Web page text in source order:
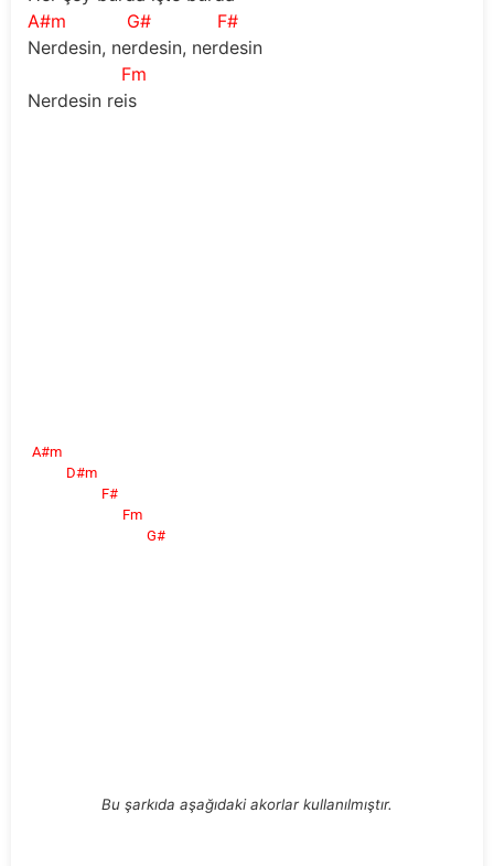
A#m
G#
F#
Nerdesin, nerdesin, nerdesin
Fm
Nerdesin reis
A#m
D#m
F#
Fm
G#
Bu şarkıda aşağıdaki akorlar kullanılmıştır.